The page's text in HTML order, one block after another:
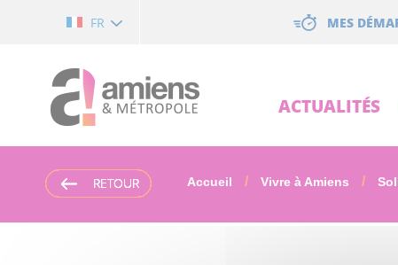
FR MES
ACTUALITÉS
RETOUR
RETOUR
RETOUR
RETOUR Accueil Vivre à Amiens